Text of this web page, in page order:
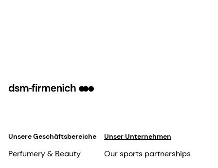
Unsere Geschäftsbereiche
Perfumery & Beauty
Unser Unternehmen
Our sports partnerships